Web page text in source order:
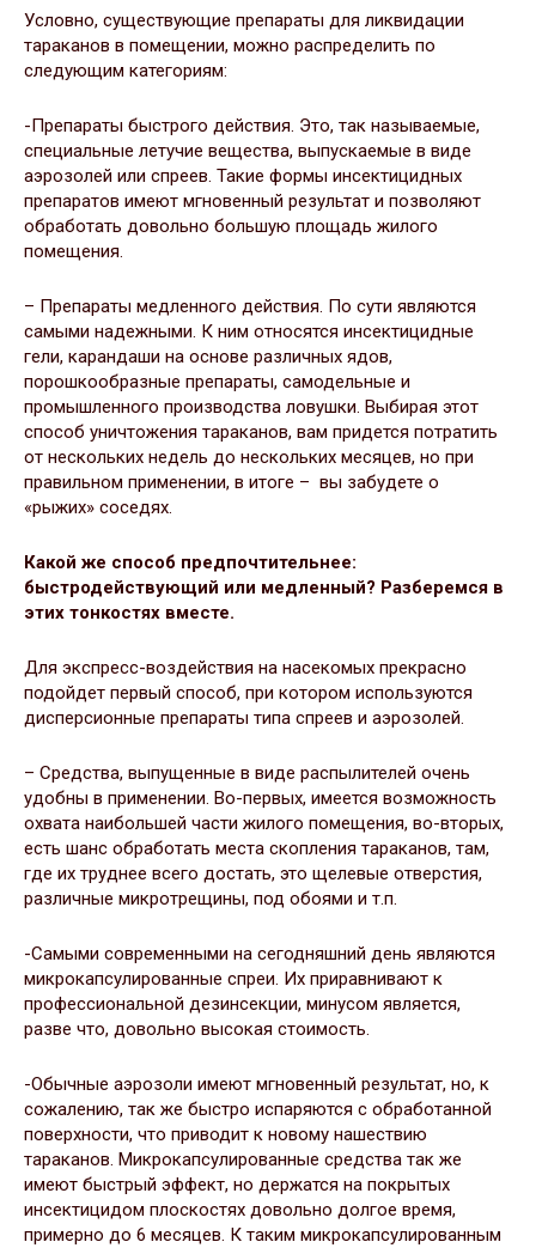
Условно, существующие препараты для ликвидации
тараканов в помещении, можно распределить по
следующим категориям:
-Препараты быстрого действия. Это, так называемые,
специальные летучие вещества, выпускаемые в виде
аэрозолей или спреев. Такие формы инсектицидных
препаратов имеют мгновенный результат и позволяют
обработать довольно большую площадь жилого
помещения.
– Препараты медленного действия. По сути являются
самыми надежными. К ним относятся инсектицидные
гели, карандаши на основе различных ядов,
порошкообразные препараты, самодельные и
промышленного производства ловушки. Выбирая этот
способ уничтожения тараканов, вам придется потратить
от нескольких недель до нескольких месяцев, но при
правильном применении, в итоге – вы забудете о
«рыжих» соседях.
Какой же способ предпочтительнее:
быстродействующий или медленный? Разберемся в
этих тонкостях вместе.
Для экспресс-воздействия на насекомых прекрасно
подойдет первый способ, при котором используются
дисперсионные препараты типа спреев и аэрозолей.
– Средства, выпущенные в виде распылителей очень
удобны в применении. Во-первых, имеется возможность
охвата наибольшей части жилого помещения, во-вторых,
есть шанс обработать места скопления тараканов, там,
где их труднее всего достать, это щелевые отверстия,
различные микротрещины, под обоями и т.п.
-Самыми современными на сегодняшний день являются
микрокапсулированные спреи. Их приравнивают к
профессиональной дезинсекции, минусом является,
разве что, довольно высокая стоимость.
-Обычные аэрозоли имеют мгновенный результат, но, к
сожалению, так же быстро испаряются с обработанной
поверхности, что приводит к новому нашествию
тараканов. Микрокапсулированные средства так же
имеют быстрый эффект, но держатся на покрытых
инсектицидом плоскостях довольно долгое время,
примерно до 6 месяцев. К таким микрокапсулированным